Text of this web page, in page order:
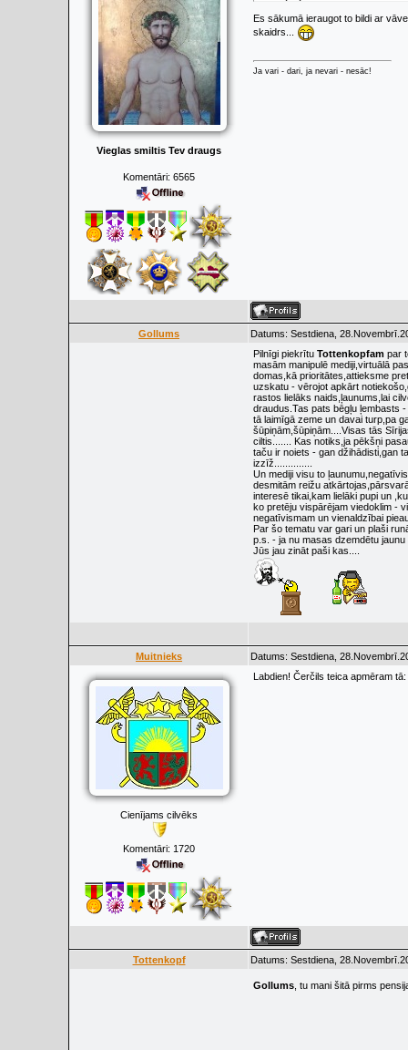
Vieglas smiltis Tev draugs
Komentāri: 6565
Es sākumā ieraugot to bildi ar
skaidrs...
Ja vari - dari, ja nevari - nesāc!
Gollums
Datums: Sestdiena,
Pilnīgi piekrītu Tottenkopfam par
masām manipulē mediji,virtuālā
domas,kā prioritātes,attieksme
uzskatu - vērojot apkārt
rastos lielāks naids,ļaunums,lai
draudus.Tas pats bēgļu ļembasts
tā laimīgā zeme un davai turp,pa
šūpiņām,šūpiņām....Visas tās
ciltis....... Kas notiks,ja pēkšņi
taču ir noiets - gan džihādisti,gan
izzīž..............
Un mediji visu to
desmitām reižu
interesē tikai,kam lielāki pupi un
ko pretēju vispārējam viedoklim -
negatīvismam un vienaldzībai
Par šo tematu var gari un plaši
p.s. - ja nu masas dzemdētu jaunu
Jūs jau zināt paši kas....
Muitnieks Datums: Sestdiena,
Cienījams cilvēks
Komentāri: 1720
Labdien! Čerčils teica apmēram
Tottenkopf Datums: Sestdiena,
Gollums , tu mani šitā pirms